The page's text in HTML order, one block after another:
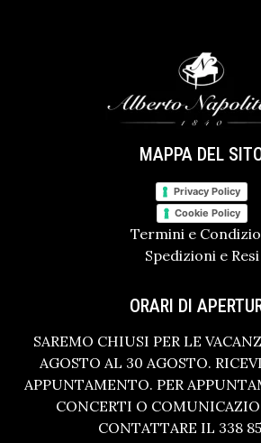
MAPPA DEL
Privacy Policy
Cookie Policy
Termini e
Spedizioni e Resi
ORARI DI
SAREMO CHIUSI PER LE
AGOSTO AL 30 AGOSTO.
APPUNTAMENTO. PER
CONCERTI O
CONTATTARE IL 338